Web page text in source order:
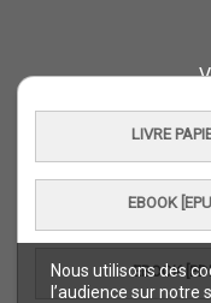
Nous utilisons des
l’audience sur
LIVRE
EBOOK
EBOOK